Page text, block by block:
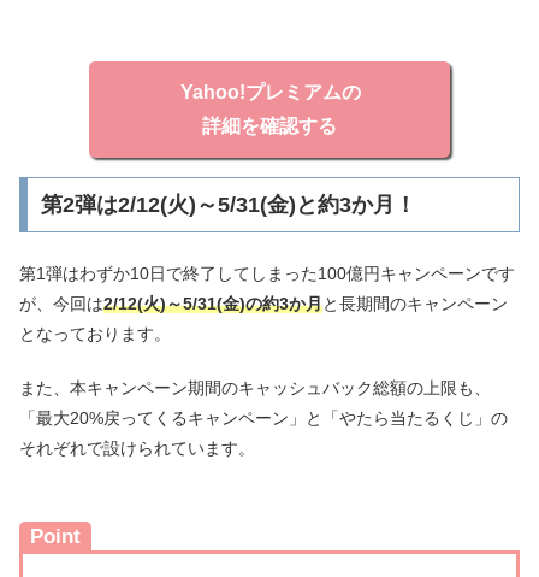
Yahoo!プレミアムの
詳細を確認する
第2弾は2/12(火)～5/31(金)と約3か月！
第1弾はわずか10日で終了してしまった100億円キャンペーンです
が、今回は2/12(火)～5/31(金)の約3か月と長期間のキャンペーン
となっております。
また、本キャンペーン期間のキャッシュバック総額の上限も、
「最大20%戻ってくるキャンペーン」と「やたら当たるくじ」の
それぞれで設けられています。
Point